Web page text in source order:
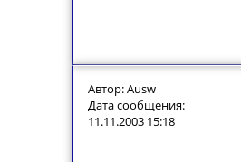
Автор: Ausw
Дата сообщения:
11.11.2003 15:18